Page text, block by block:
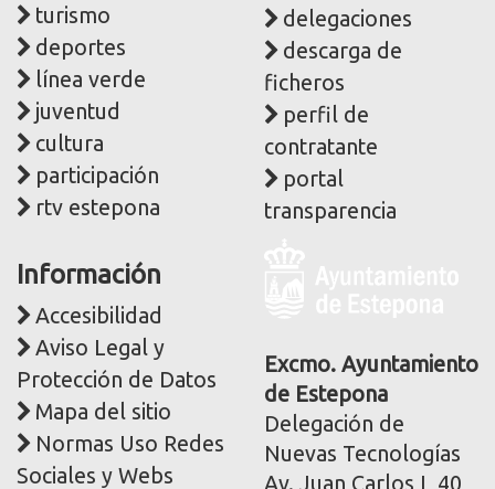
turismo
deportes
línea verde
juventud
cultura
participación
rtv estepona
delegaciones
descarga de
ficheros
perfil de
contratante
portal
transparencia
Información
Accesibilidad
Aviso Legal y
Protección de Datos
Mapa del sitio
Normas Uso Redes
Sociales y Webs
corporativa
Excmo. Ayuntamiento
de Estepona
Delegación de
Nuevas Tecnologías
Av. Juan Carlos I, 40